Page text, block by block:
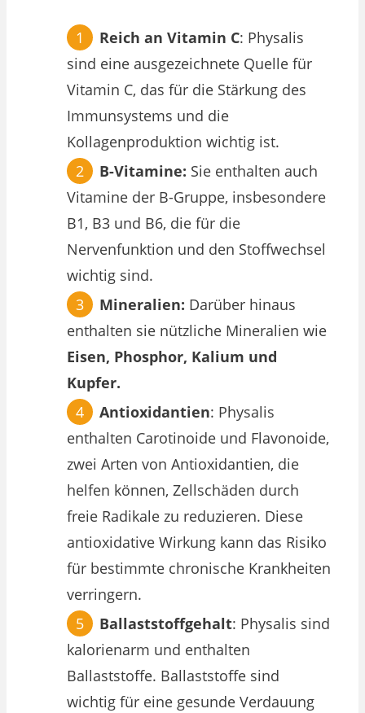
Reich an Vitamin C: Physalis
sind eine ausgezeichnete Quelle für
Vitamin C, das für die Stärkung des
Immunsystems und die
Kollagenproduktion wichtig ist.
B-Vitamine: Sie enthalten auch
Vitamine der B-Gruppe, insbesondere
B1, B3 und B6, die für die
Nervenfunktion und den Stoffwechsel
wichtig sind.
Mineralien: Darüber hinaus
enthalten sie nützliche Mineralien wie
Eisen, Phosphor, Kalium und
Kupfer.
Antioxidantien: Physalis
enthalten Carotinoide und Flavonoide,
zwei Arten von Antioxidantien, die
helfen können, Zellschäden durch
freie Radikale zu reduzieren. Diese
antioxidative Wirkung kann das Risiko
für bestimmte chronische Krankheiten
verringern.
Ballaststoffgehalt: Physalis sind
kalorienarm und enthalten
Ballaststoffe. Ballaststoffe sind
wichtig für eine gesunde Verdauung